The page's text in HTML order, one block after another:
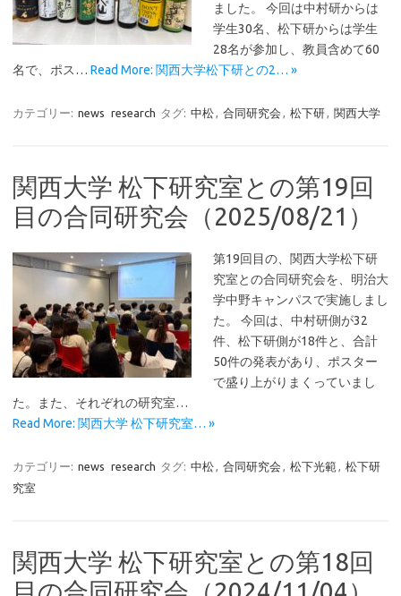
ました。 今回は中村研からは
学生30名、松下研からは学生
28名が参加し、教員含めて60
名で、ポス… Read More: 関西大学松下研との2… »
カテゴリー: news research タグ: 中松, 合同研究会 , 松下研, 関西大学
関西大学 松下研究室との第19回
目の合同研究会（2025/08/21）
第19回目の、関西大学松下研
究室との合同研究会を、明治大
学中野キャンパスで実施しまし
た。 今回は、中村研側が32
件、松下研側が18件と、合計
50件の発表があり、ポスター
で盛り上がりまくっていまし
た。また、それぞれの研究室…
Read More: 関西大学 松下研究室… »
カテゴリー: news research タグ: 中松, 合同研究会 , 松下光範 , 松下研
究室
関西大学 松下研究室との第18回